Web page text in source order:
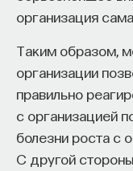
организация
Таким образом,
организации
правильно
с организацией
болезни роста с
С другой